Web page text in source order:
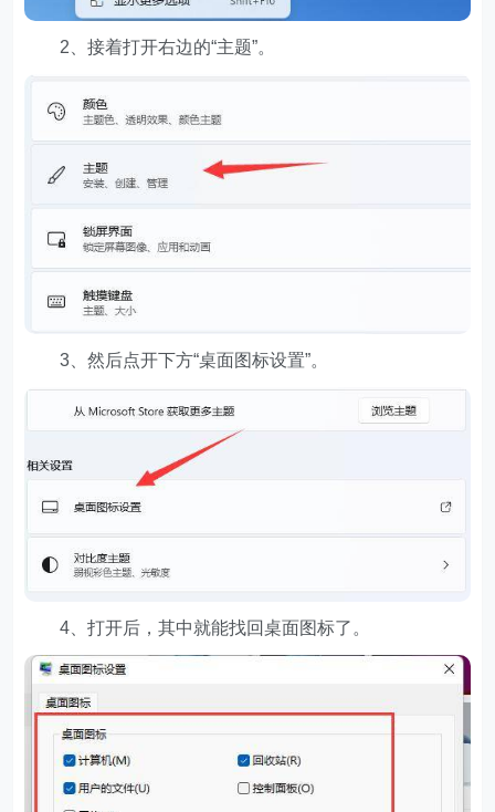
2、接着打开右边的“主题”。
3、然后点开下方“桌面图标设置”。
4、打开后，其中就能找回桌面图标了。